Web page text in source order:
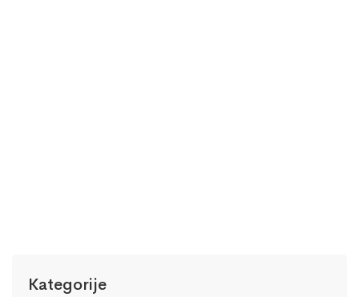
Kategorije